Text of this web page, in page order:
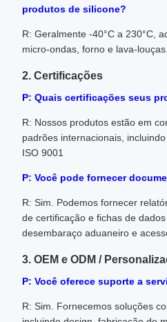
produtos de silicone?
R: Geralmente -40°C a 230°C,
micro-ondas, forno e lava-louças.
2. Certificações
P: Quais certificações seus
R: Nossos produtos estão em
padrões internacionais,
ISO 9001
P: Você pode fornecer
R: Sim. Podemos fornecer
de certificação e fichas de
desembaraço aduaneiro e
3. OEM e ODM /
P: Você oferece suporte a
R: Sim. Fornecemos soluções